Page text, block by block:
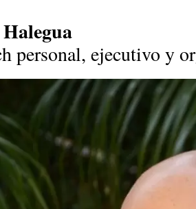
personal, ejecutivo y